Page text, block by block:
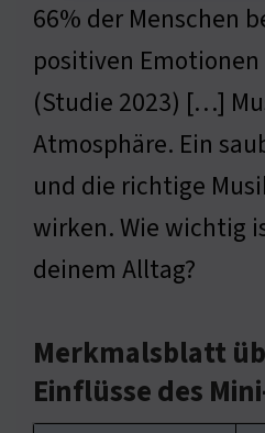
66% der Menschen
positiven
(Studie 2023) […]
Atmosphäre. Ein
und die richtige
wirken. Wie wichtig
deinem Alltag?
Merkmalsblatt
Einflüsse des